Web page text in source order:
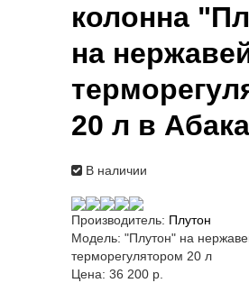
колонна
на
20 л в
В наличии
Производитель: Плутон
Модель: "Плутон" на
терморегулятором 20 л
Цена: 36 200 p.